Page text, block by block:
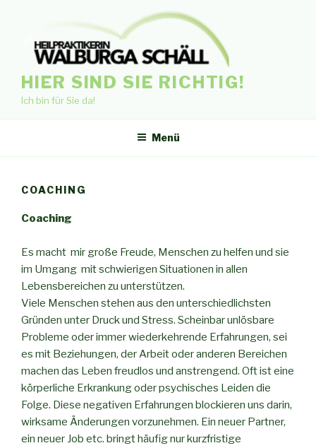
springen
HIER SIND SIE RICHTIG!
Ich bin für Sie da!
Menü
COACHING
Coaching
Es macht mir große Freude, Menschen zu helfen und sie
im Umgang mit schwierigen Situationen in allen
Lebensbereichen zu unterstützen.
Viele Menschen stehen aus den unterschiedlichsten
Gründen unter Druck und Stress. Scheinbar unlösbare
Probleme oder immer wiederkehrende Erfahrungen, sei
es mit Beziehungen, der Arbeit oder anderen Bereichen
machen das Leben freudlos und anstrengend. Oft ist eine
körperliche Erkrankung oder psychisches Leiden die
Folge. Diese negativen Erfahrungen blockieren uns darin,
wirksame Änderungen vorzunehmen. Ein neuer Partner,
ein neuer Job etc. bringt häufig nur kurzfristige